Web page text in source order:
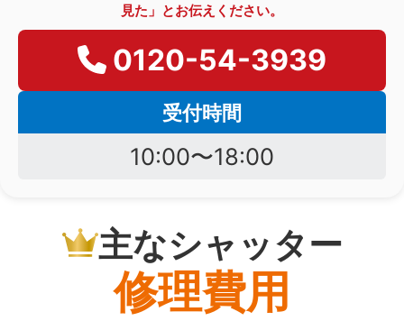
見た」とお伝えください。
0120-54-3939
受付時間
10:00〜18:00
主なシャッター
修理費用